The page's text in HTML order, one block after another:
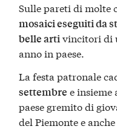
Sulle pareti di molte
mosaici eseguiti da
belle artivincitori di
anno in paese.
La festa patronale
settembre e insieme
paese gremito di
del Piemonte e anche